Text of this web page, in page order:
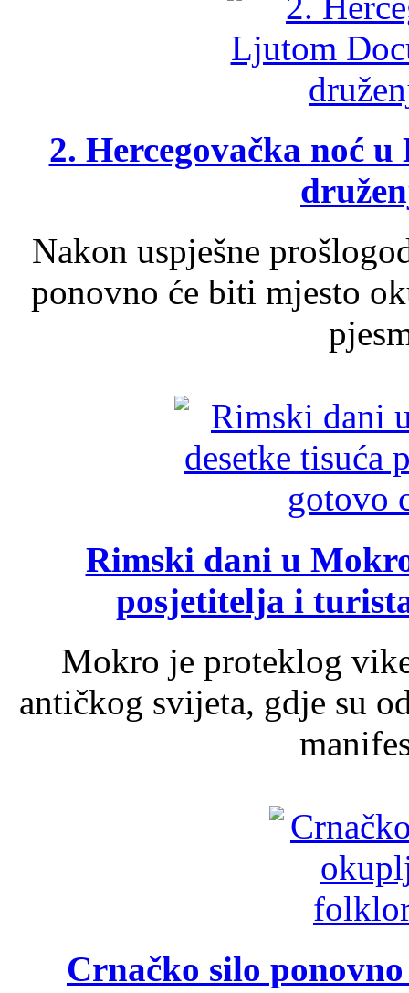
2. Hercegovačka noć
Nakon uspješne
ponovno će biti mjesto
Rimski dani u
posjetitelja i
Mokro je proteklog
antičkog svijeta, gdje su
Crnačko silo